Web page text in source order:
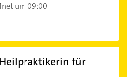
um 09:00
für